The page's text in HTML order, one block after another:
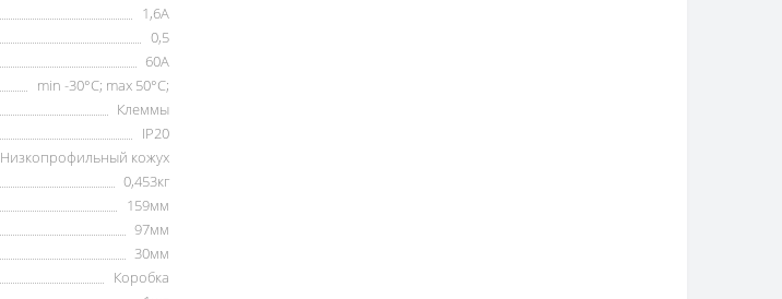
1,6А
0,5
60А
min -30°C; max 50°C;
Клеммы
IP20
Низкопрофильный кожух
0,453кг
159мм
97мм
30мм
Коробка